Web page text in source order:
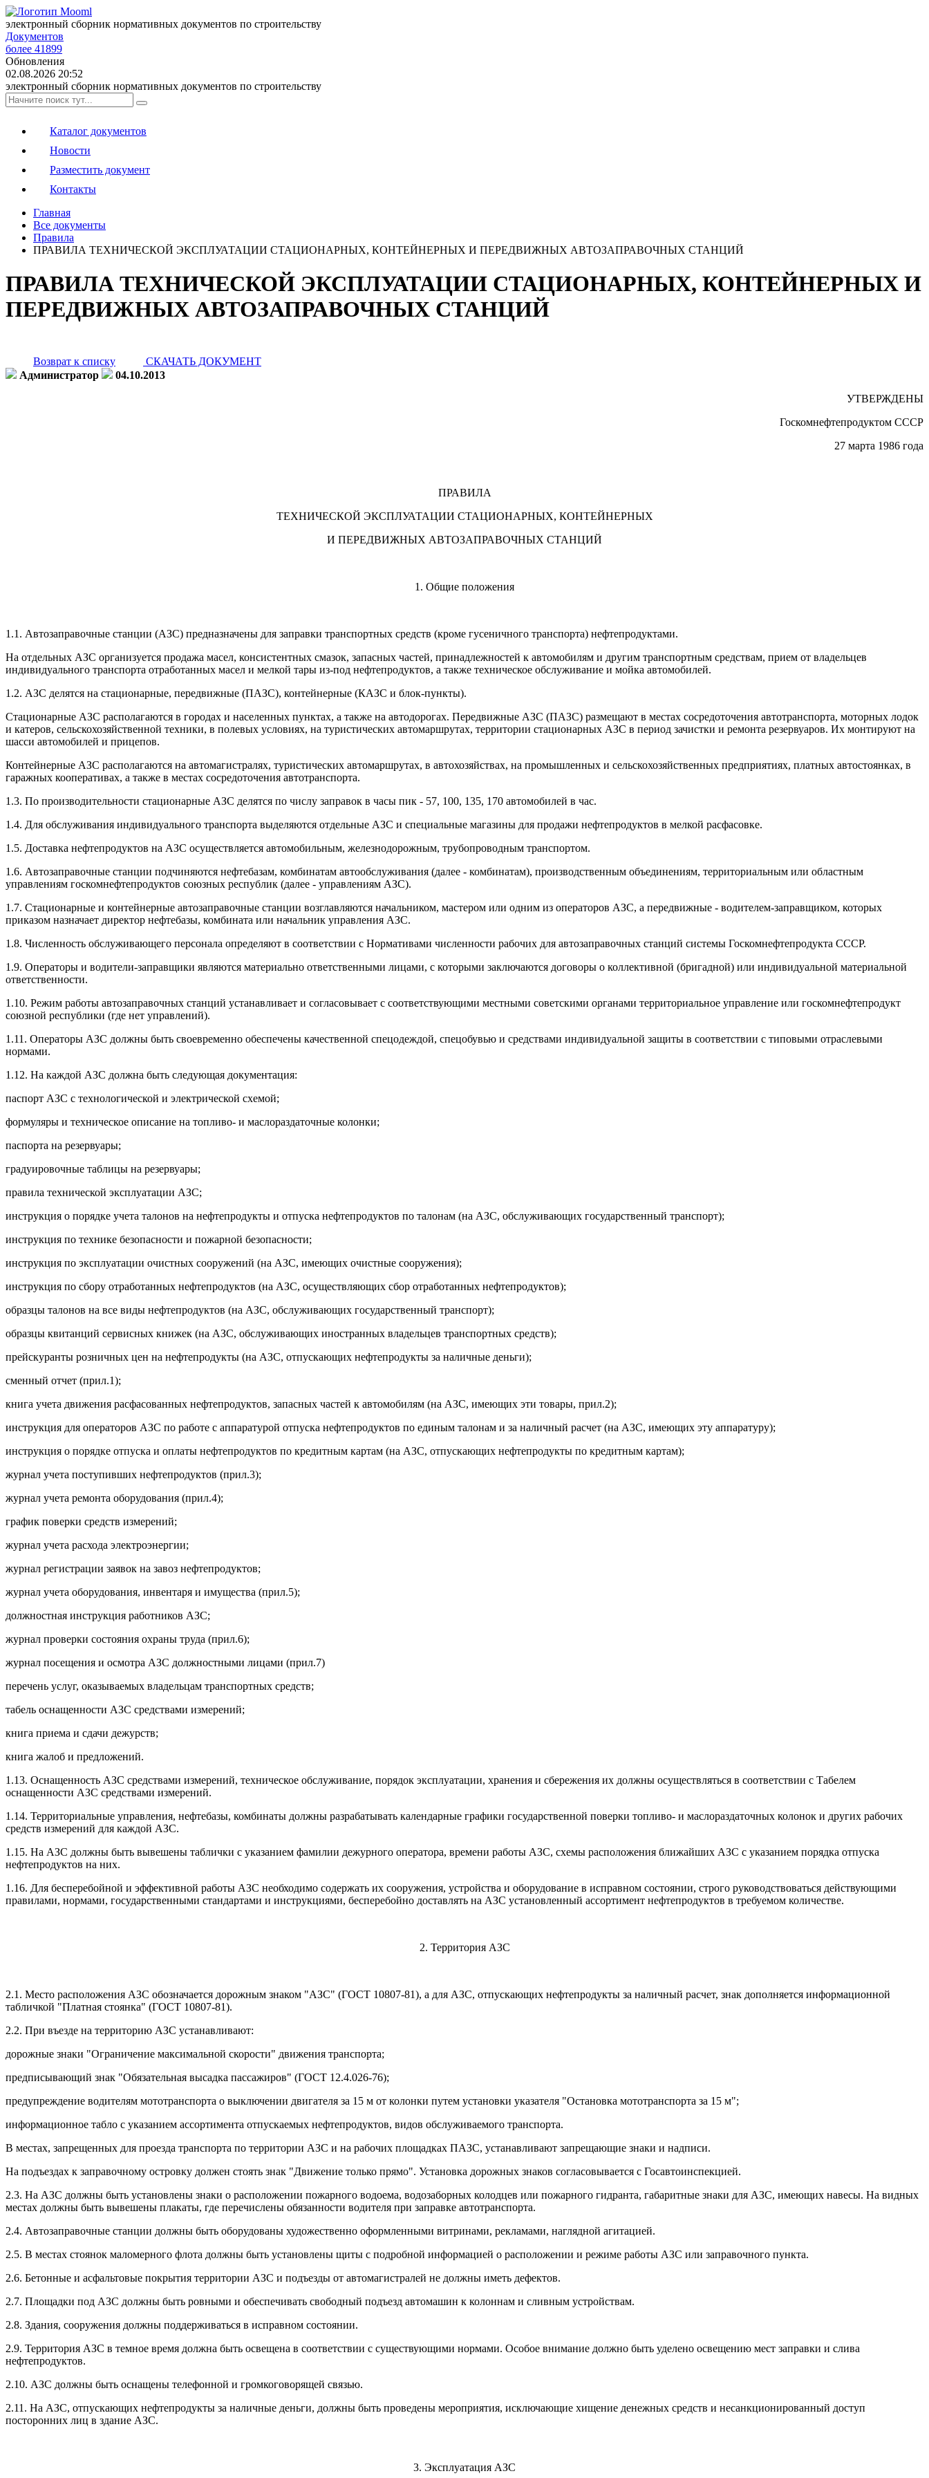
электронный сборник нормативных документов по строительству
Документов
более 41899
Обновления
02.08.2026 20:52
электронный сборник нормативных документов по строительству
Каталог документов
Новости
Разместить документ
Контакты
Главная
Все документы
Правила
ПРАВИЛА ТЕХНИЧЕСКОЙ ЭКСПЛУАТАЦИИ СТАЦИОНАРНЫХ, КОНТЕЙНЕРНЫХ И ПЕРЕДВИЖНЫХ АВТОЗАПРАВОЧНЫХ СТАНЦИЙ
ПРАВИЛА ТЕХНИЧЕСКОЙ ЭКСПЛУАТАЦИИ СТАЦИОНАРНЫХ, КОНТЕЙНЕРНЫХ И
ПЕРЕДВИЖНЫХ АВТОЗАПРАВОЧНЫХ СТАНЦИЙ
Возврат к списку
СКАЧАТЬ ДОКУМЕНТ
Администратор
04.10.2013
УТВЕРЖДЕНЫ
Госкомнефтепродуктом СССР
27 марта 1986 года
ПРАВИЛА
ТЕХНИЧЕСКОЙ ЭКСПЛУАТАЦИИ СТАЦИОНАРНЫХ, КОНТЕЙНЕРНЫХ
И ПЕРЕДВИЖНЫХ АВТОЗАПРАВОЧНЫХ СТАНЦИЙ
1. Общие положения
1.1. Автозаправочные станции (АЗС) предназначены для заправки транспортных средств (кроме гусеничного транспорта) нефтепродуктами.
На отдельных АЗС организуется продажа масел, консистентных смазок, запасных частей, принадлежностей к автомобилям и другим транспортным средствам, прием от владельцев
индивидуального транспорта отработанных масел и мелкой тары из-под нефтепродуктов, а также техническое обслуживание и мойка автомобилей.
1.2. АЗС делятся на стационарные, передвижные (ПАЗС), контейнерные (КАЗС и блок-пункты).
Стационарные АЗС располагаются в городах и населенных пунктах, а также на автодорогах. Передвижные АЗС (ПАЗС) размещают в местах сосредоточения автотранспорта, моторных лодок
и катеров, сельскохозяйственной техники, в полевых условиях, на туристических автомаршрутах, территории стационарных АЗС в период зачистки и ремонта резервуаров. Их монтируют на
шасси автомобилей и прицепов.
Контейнерные АЗС располагаются на автомагистралях, туристических автомаршрутах, в автохозяйствах, на промышленных и сельскохозяйственных предприятиях, платных автостоянках, в
гаражных кооперативах, а также в местах сосредоточения автотранспорта.
1.3. По производительности стационарные АЗС делятся по числу заправок в часы пик - 57, 100, 135, 170 автомобилей в час.
1.4. Для обслуживания индивидуального транспорта выделяются отдельные АЗС и специальные магазины для продажи нефтепродуктов в мелкой расфасовке.
1.5. Доставка нефтепродуктов на АЗС осуществляется автомобильным, железнодорожным, трубопроводным транспортом.
1.6. Автозаправочные станции подчиняются нефтебазам, комбинатам автообслуживания (далее - комбинатам), производственным объединениям, территориальным или областным
управлениям госкомнефтепродуктов союзных республик (далее - управлениям АЗС).
1.7. Стационарные и контейнерные автозаправочные станции возглавляются начальником, мастером или одним из операторов АЗС, а передвижные - водителем-заправщиком, которых
приказом назначает директор нефтебазы, комбината или начальник управления АЗС.
1.8. Численность обслуживающего персонала определяют в соответствии с Нормативами численности рабочих для автозаправочных станций системы Госкомнефтепродукта СССР.
1.9. Операторы и водители-заправщики являются материально ответственными лицами, с которыми заключаются договоры о коллективной (бригадной) или индивидуальной материальной
ответственности.
1.10. Режим работы автозаправочных станций устанавливает и согласовывает с соответствующими местными советскими органами территориальное управление или госкомнефтепродукт
союзной республики (где нет управлений).
1.11. Операторы АЗС должны быть своевременно обеспечены качественной спецодеждой, спецобувью и средствами индивидуальной защиты в соответствии с типовыми отраслевыми
нормами.
1.12. На каждой АЗС должна быть следующая документация:
паспорт АЗС с технологической и электрической схемой;
формуляры и техническое описание на топливо- и маслораздаточные колонки;
паспорта на резервуары;
градуировочные таблицы на резервуары;
правила технической эксплуатации АЗС;
инструкция о порядке учета талонов на нефтепродукты и отпуска нефтепродуктов по талонам (на АЗС, обслуживающих государственный транспорт);
инструкция по технике безопасности и пожарной безопасности;
инструкция по эксплуатации очистных сооружений (на АЗС, имеющих очистные сооружения);
инструкция по сбору отработанных нефтепродуктов (на АЗС, осуществляющих сбор отработанных нефтепродуктов);
образцы талонов на все виды нефтепродуктов (на АЗС, обслуживающих государственный транспорт);
образцы квитанций сервисных книжек (на АЗС, обслуживающих иностранных владельцев транспортных средств);
прейскуранты розничных цен на нефтепродукты (на АЗС, отпускающих нефтепродукты за наличные деньги);
сменный отчет (прил.1);
книга учета движения расфасованных нефтепродуктов, запасных частей к автомобилям (на АЗС, имеющих эти товары, прил.2);
инструкция для операторов АЗС по работе с аппаратурой отпуска нефтепродуктов по единым талонам и за наличный расчет (на АЗС, имеющих эту аппаратуру);
инструкция о порядке отпуска и оплаты нефтепродуктов по кредитным картам (на АЗС, отпускающих нефтепродукты по кредитным картам);
журнал учета поступивших нефтепродуктов (прил.3);
журнал учета ремонта оборудования (прил.4);
график поверки средств измерений;
журнал учета расхода электроэнергии;
журнал регистрации заявок на завоз нефтепродуктов;
журнал учета оборудования, инвентаря и имущества (прил.5);
должностная инструкция работников АЗС;
журнал проверки состояния охраны труда (прил.6);
журнал посещения и осмотра АЗС должностными лицами (прил.7)
перечень услуг, оказываемых владельцам транспортных средств;
табель оснащенности АЗС средствами измерений;
книга приема и сдачи дежурств;
книга жалоб и предложений.
1.13. Оснащенность АЗС средствами измерений, техническое обслуживание, порядок эксплуатации, хранения и сбережения их должны осуществляться в соответствии с Табелем
оснащенности АЗС средствами измерений.
1.14. Территориальные управления, нефтебазы, комбинаты должны разрабатывать календарные графики государственной поверки топливо- и маслораздаточных колонок и других рабочих
средств измерений для каждой АЗС.
1.15. На АЗС должны быть вывешены таблички с указанием фамилии дежурного оператора, времени работы АЗС, схемы расположения ближайших АЗС с указанием порядка отпуска
нефтепродуктов на них.
1.16. Для бесперебойной и эффективной работы АЗС необходимо содержать их сооружения, устройства и оборудование в исправном состоянии, строго руководствоваться действующими
правилами, нормами, государственными стандартами и инструкциями, бесперебойно доставлять на АЗС установленный ассортимент нефтепродуктов в требуемом количестве.
2. Территория АЗС
2.1. Место расположения АЗС обозначается дорожным знаком "АЗС" (ГОСТ 10807-81), а для АЗС, отпускающих нефтепродукты за наличный расчет, знак дополняется информационной
табличкой "Платная стоянка" (ГОСТ 10807-81).
2.2. При въезде на территорию АЗС устанавливают:
дорожные знаки "Ограничение максимальной скорости" движения транспорта;
предписывающий знак "Обязательная высадка пассажиров" (ГОСТ 12.4.026-76);
предупреждение водителям мототранспорта о выключении двигателя за 15 м от колонки путем установки указателя "Остановка мототранспорта за 15 м";
информационное табло с указанием ассортимента отпускаемых нефтепродуктов, видов обслуживаемого транспорта.
В местах, запрещенных для проезда транспорта по территории АЗС и на рабочих площадках ПАЗС, устанавливают запрещающие знаки и надписи.
На подъездах к заправочному островку должен стоять знак "Движение только прямо". Установка дорожных знаков согласовывается с Госавтоинспекцией.
2.3. На АЗС должны быть установлены знаки о расположении пожарного водоема, водозаборных колодцев или пожарного гидранта, габаритные знаки для АЗС, имеющих навесы. На видных
местах должны быть вывешены плакаты, где перечислены обязанности водителя при заправке автотранспорта.
2.4. Автозаправочные станции должны быть оборудованы художественно оформленными витринами, рекламами, наглядной агитацией.
2.5. В местах стоянок маломерного флота должны быть установлены щиты с подробной информацией о расположении и режиме работы АЗС или заправочного пункта.
2.6. Бетонные и асфальтовые покрытия территории АЗС и подъезды от автомагистралей не должны иметь дефектов.
2.7. Площадки под АЗС должны быть ровными и обеспечивать свободный подъезд автомашин к колоннам и сливным устройствам.
2.8. Здания, сооружения должны поддерживаться в исправном состоянии.
2.9. Территория АЗС в темное время должна быть освещена в соответствии с существующими нормами. Особое внимание должно быть уделено освещению мест заправки и слива
нефтепродуктов.
2.10. АЗС должны быть оснащены телефонной и громкоговорящей связью.
2.11. На АЗС, отпускающих нефтепродукты за наличные деньги, должны быть проведены мероприятия, исключающие хищение денежных средств и несанкционированный доступ
посторонних лиц в здание АЗС.
3. Эксплуатация АЗС